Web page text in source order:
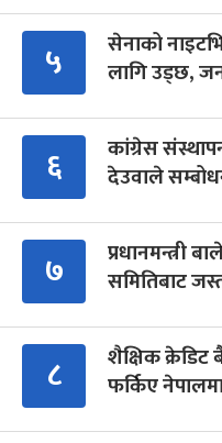
५
सेनाको
लागि उड्छ,
६
कांग्रेस
देउवाले
७
प्रधानमन्त्री
समितिबाट
८
शैक्षिक
फर्किए